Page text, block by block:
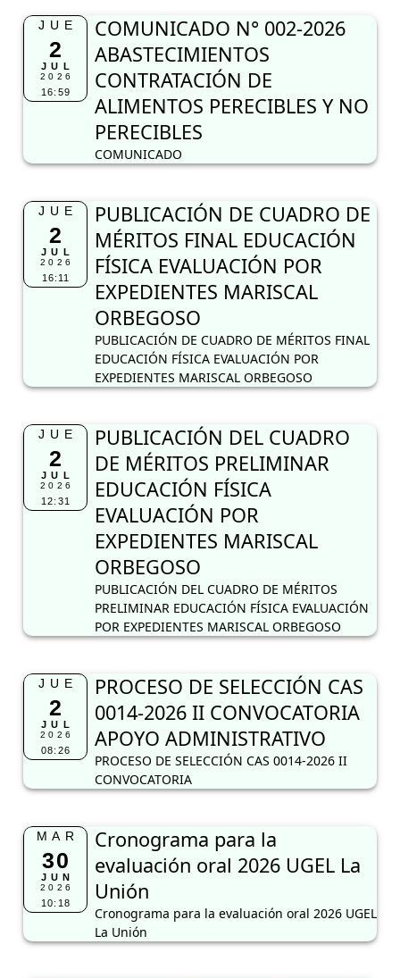
JUE
2
JUL
2026
16:59
COMUNICADO N° 002-2026
ABASTECIMIENTOS
CONTRATACIÓN DE
ALIMENTOS PERECIBLES Y NO
PERECIBLES
COMUNICADO
JUE
2
JUL
2026
16:11
PUBLICACIÓN DE CUADRO DE
MÉRITOS FINAL EDUCACIÓN
FÍSICA EVALUACIÓN POR
EXPEDIENTES MARISCAL
ORBEGOSO
PUBLICACIÓN DE CUADRO DE MÉRITOS FINAL
EDUCACIÓN FÍSICA EVALUACIÓN POR
EXPEDIENTES MARISCAL ORBEGOSO
JUE
2
JUL
2026
12:31
PUBLICACIÓN DEL CUADRO
DE MÉRITOS PRELIMINAR
EDUCACIÓN FÍSICA
EVALUACIÓN POR
EXPEDIENTES MARISCAL
ORBEGOSO
PUBLICACIÓN DEL CUADRO DE MÉRITOS
PRELIMINAR EDUCACIÓN FÍSICA EVALUACIÓN
POR EXPEDIENTES MARISCAL ORBEGOSO
JUE
2
JUL
2026
08:26
PROCESO DE SELECCIÓN CAS
0014-2026 II CONVOCATORIA
APOYO ADMINISTRATIVO
PROCESO DE SELECCIÓN CAS 0014-2026 II
CONVOCATORIA
MAR
30
JUN
2026
10:18
Cronograma para la
evaluación oral 2026 UGEL La
Unión
Cronograma para la evaluación oral 2026 UGEL
La Unión